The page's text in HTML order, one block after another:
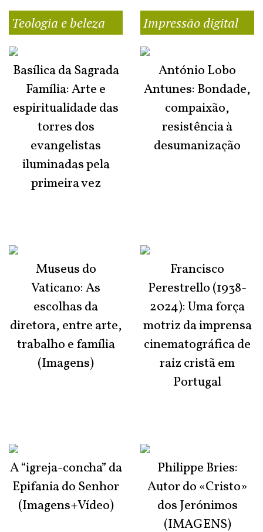
Teologia e beleza
Basílica da Sagrada
Família: Arte e
espiritualidade das
torres dos
evangelistas
iluminadas pela
primeira vez
Museus do
Vaticano: As
escolhas da
diretora, entre arte,
trabalho e família
(Imagens)
A “igreja-concha” da
Epifania do Senhor
(Imagens+Vídeo)
Impressão digital
António Lobo
Antunes: Bondade,
compaixão,
resistência à
desumanização
Francisco
Perestrello (1938-
2024): Uma força
motriz da imprensa
cinematográfica de
raiz cristã em
Portugal
Philippe Bries:
Autor do «Cristo»
dos Jerónimos
(IMAGENS)